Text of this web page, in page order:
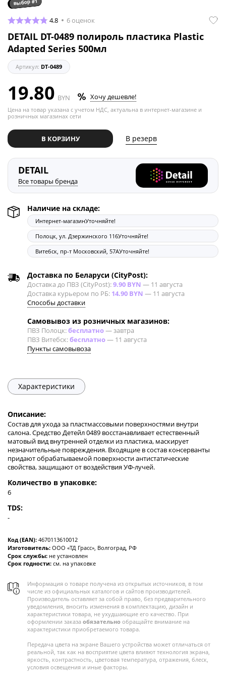
выбор #1
4.8 6 оценок
DETAIL DT-0489 полироль пластика Plastic
Adapted Series 500мл
Артикул: DT-0489
19.80 BYN Хочу дешевле!
Цена на товар указана с учетом НДС, актуальна в интернет-магазине и
розничных магазинах сети
В КОРЗИНУ В резерв
DETAIL
Все товары бренда
Наличие на складе:
Интернет-магазинУточняйте!
Полоцк, ул. Дзержинского 116Уточняйте!
Витебск, пр-т Московский, 57АУточняйте!
Доставка по Беларуси (CityPost):
Доставка до ПВЗ (CityPost):9.90 BYN — 11 августа
Доставка курьером по РБ: 14.90 BYN — 11 августа
Способы доставки
Самовывоз из розничных магазинов:
ПВЗ Полоцк:бесплатно—завтра
ПВЗ Витебск:бесплатно— 11 августа
Пункты самовывоза
Характеристики
Описание:
Состав для ухода за пластмассовыми поверхностями внутри
салона. Средство Детейл 0489 восстанавливает естественный
матовый вид внутренней отделки из пластика, маскирует
незначительные повреждения. Входящие в состав консерванты
придают обрабатываемой поверхности антистатические
свойства, защищают от воздействия УФ-лучей.
Количество в упаковке:
6
TDS:
-
Код (EAN): 4670113610012
Изготовитель: ООО «ТД Грасс», Волгоград, РФ
Срок службы: не установлен
Срок годности: см. на упаковке
Информация о товаре получена из открытых источников, в том
числе из официальных каталогов и сайтов производителей.
Производитель оставляет за собой право, без предварительного
уведомления, вносить изменения в комплектацию, дизайн и
характеристики товара, не ухудшающие его качество. При
оформлении заказа обязательно обращайте внимание на
характеристики приобретаемого товара.
Передача цвета на экране Вашего устройства может отличаться от
реальной, так как на восприятие цвета влияют технология экрана,
яркость, контрастность, цветовая температура, отражения, блеск,
условия освещения и иные факторы.